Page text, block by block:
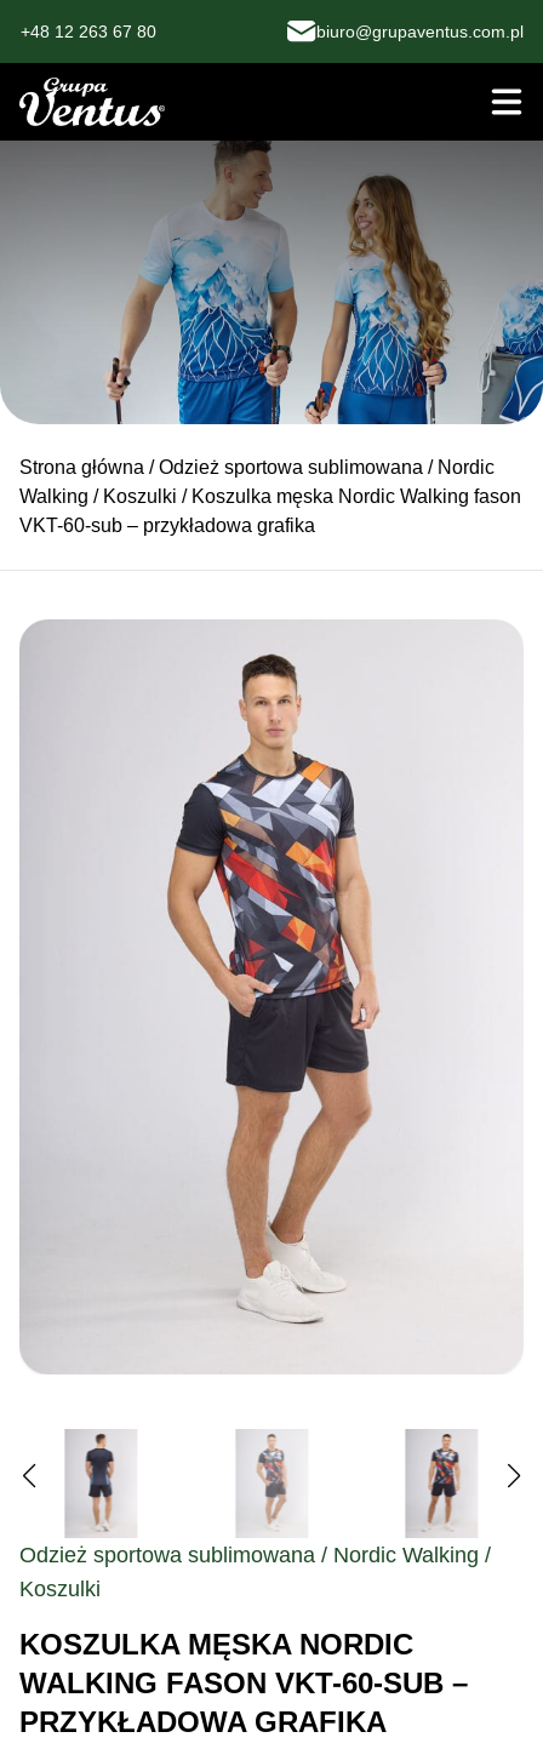
+48 12 263 67 80 biuro@grupaventus.com.pl
Strona główna /Odzież sportowa sublimowana / Nordic
Walking / Koszulki / Koszulka męska Nordic Walking fason
VKT-60-sub – przykładowa grafika
Odzież sportowa sublimowana / Nordic Walking /
Koszulki
KOSZULKA MĘSKA NORDIC
WALKING FASON VKT-60-SUB –
PRZYKŁADOWA GRAFIKA